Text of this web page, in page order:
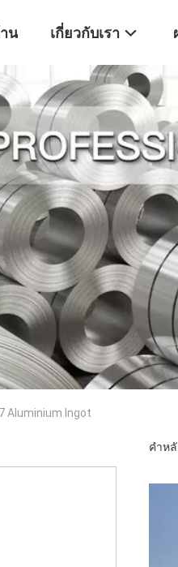
น เกี่ยวกับเรา
Aluminium Ingot
คำห